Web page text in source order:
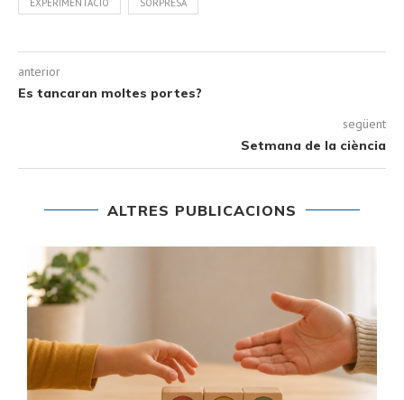
EXPERIMENTACIÓ SORPRESA
anterior
Es tancaran moltes portes?
següent
Setmana de la ciència
ALTRES PUBLICACIONS